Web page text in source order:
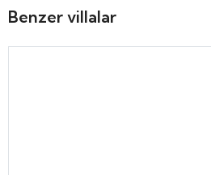
Benzer villalar